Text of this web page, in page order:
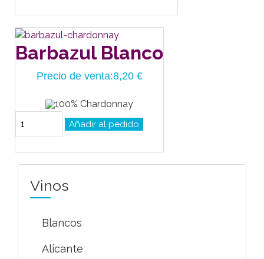
Barbazul Blanco
Precio de venta:8,20 €
100% Chardonnay
Vinos
Blancos
Alicante